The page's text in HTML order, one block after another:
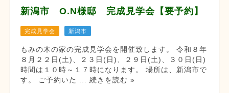
新潟市 O.N様邸 完成見学会【要予約】
完成見学会 新潟市
もみの木の家の完成見学会を開催致します。 令和８年
８月２２日(土)、２３日(日)、２９日(土)、３０日(日)
時間は１０時～１７時になります。 場所は、新潟市で
す。 ご予約いた ... 続きを読む »